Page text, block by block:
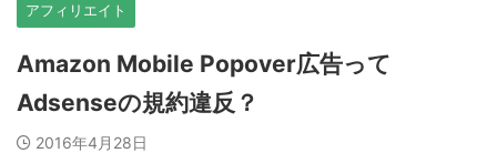
アフィリエイト
Amazon Mobile Popover広告って
Adsenseの規約違反？
2016年4月28日